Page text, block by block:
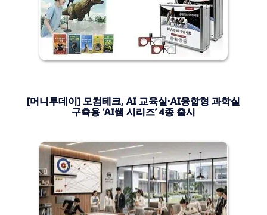
[머니투데이] 모컴테크, AI 교육실·AI융합형 과학실
구축용 ‘AI쌤 시리즈’ 4종 출시